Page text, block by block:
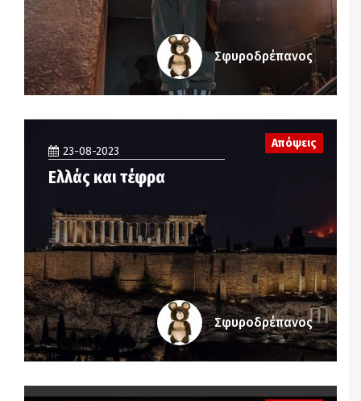
Σφυροδρέπανος
23-08-2023
Ελλάς και τέφρα
Απόψεις
Σφυροδρέπανος